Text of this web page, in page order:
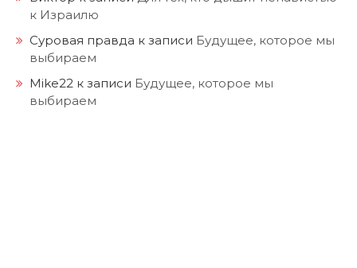
к Израилю
Суровая правда к записи Будущее, которое мы
выбираем
Mike22 к записи Будущее, которое мы
выбираем